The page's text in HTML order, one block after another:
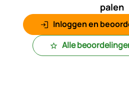
palen
Inloggen en
Alle